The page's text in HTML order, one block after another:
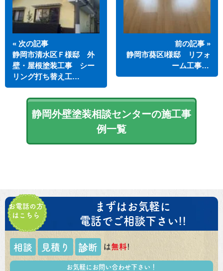
« 次の記事
静岡市清水区Ｆ様邸 外
壁・屋根塗装工事 シー
リング打ち替え工…
前の記事 »
静岡市葵区Ⅰ様邸 リフォ
ーム工事…
静岡外壁塗装相談センターの施工事
例一覧
お電話の方
はこちら
まずはお気軽に
電話でご相談下さい!!
相談 見積り 診断 は無料!
お気軽にお問い合わせ下さい！